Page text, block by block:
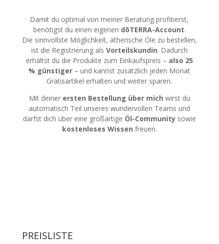
Damit du optimal von meiner Beratung profitierst,
benötigst du einen eigenen dōTERRA-Account.
Die sinnvollste Möglichkeit, ätherische Öle zu bestellen,
ist die Registrierung als Vorteilskundin. Dadurch
erhältst du die Produkte zum Einkaufspreis – also 25
% günstiger – und kannst zusätzlich jeden Monat
Gratisartikel erhalten und weiter sparen.
Mit deiner ersten Bestellung über mich wirst du
automatisch Teil unseres wundervollen Teams und
darfst dich über eine großartige Öl-Communitysowie
kostenloses Wissen freuen.
PREISLISTE